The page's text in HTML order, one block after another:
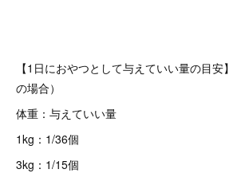
【1日におやつとして与えていい量の目
の場合）
体重：与えていい量
1kg：1/36個
3kg：1/15個